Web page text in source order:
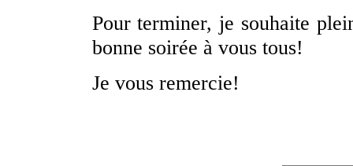
Pour terminer, je souhaite
bonne soirée à vous tous!
Je vous remercie!